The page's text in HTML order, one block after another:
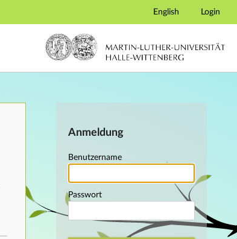
English Login
Anmeldung
Benutzername
Passwort